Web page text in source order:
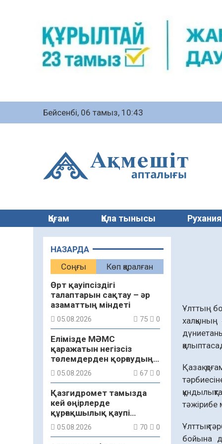
Бейсенбі, 06 тамыз, 10:43
Қоғам Қала тынысы
НАЗАРДА
Соңғы
Көп қаралған
Өрт қауіпсіздігі
талаптарын сақтау – әр
азаматтың міндеті
05.08.2026 75 0
Елімізде МӘМС
қаражатын негізсіз
төлемдерден қорғаудың
жаңа жүйесі құрылуда
05.08.2026 67 0
Қазгидромет тамызда
кей өңірлерде
құрғақшылық қаупі
жоғары екенін болжады
05.08.2026 70 0
Ұлттың
Қазақ
тәжірибе
Ұлттық
бойына